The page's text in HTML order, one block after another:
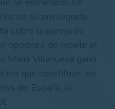
de su privilegiada
sobre la pareja de
opciones de repetir el
María Villanueva ganó
que constituye, en
de España, la